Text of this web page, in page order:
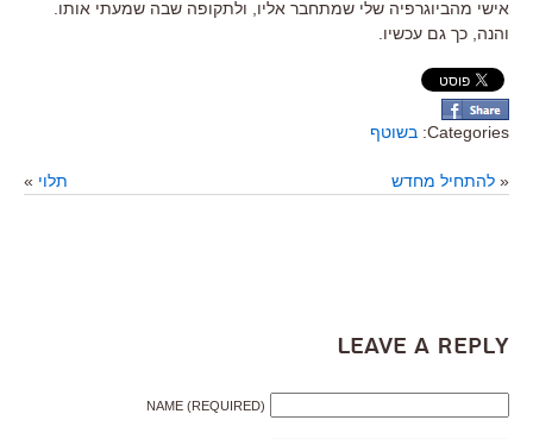
אישי מהביוגרפיה שלי שמתחבר אליו, ולתקופה שבה שמעתי אותו.
והנה, כך גם עכשיו.
Categories: בשוטף
« להתחיל מחדש תלוי »
Leave a Reply
NAME (REQUIRED)